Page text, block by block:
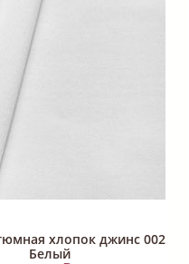
хлопок джинс 002
Белый